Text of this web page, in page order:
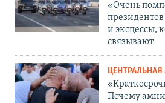
«Очень
и эксцессы,
связывают
ЦЕНТРАЛЬНАЯ
Почему